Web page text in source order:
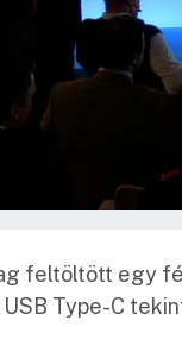
feltöltött egy
Type-C